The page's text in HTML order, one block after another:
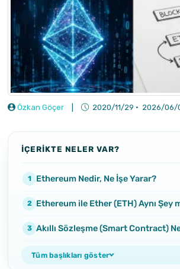
Özkan Göçer 2020/11/29 · 2026/06/
İÇERİKTE NELER VAR?
Ethereum Nedir, Ne İşe Yarar?
Ethereum ile Ether (ETH) Aynı Şey
Akıllı Sözleşme (Smart Contract)
Tüm başlıkları göster